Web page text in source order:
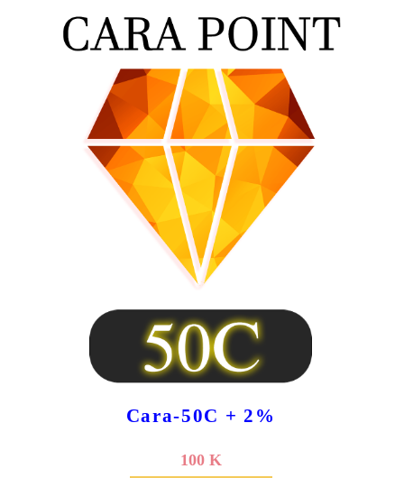
Cara-100C + 4%